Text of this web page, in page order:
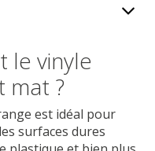
le vinyle
mat ?
est idéal pour
surfaces dures